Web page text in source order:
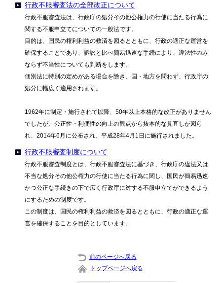
行政不服審査法の全部改正について
行政不服審査法は、行政庁の処分その他公権力の行使に当たる行為に
関する不服申立てについての一般法です。
目的は、国民の権利利益の救済を図るとともに、行政の適正な運営を
確保することであり、訴訟と比べ簡易迅速な手続により、違法性のみ
ならず不当性についても判断をします。
個別法に特別の定めがある場合を除き、国・地方を問わず、行政庁の
処分に幅広く適用されます。
1962年に制定・施行されて以降、50年以上本格的な改正がありません
でしたが、公正性・利便性の向上の観点から抜本的な見直しが図ら
れ、2014年6月に公布され、平成28年4月1日に施行されました。
行政不服審査制度について
行政不服審査制度とは、行政不服審査法に基づき、行政庁の違法又は
不当な処分その他公権力の行使に当たる行為に関し、国民が簡易迅速
かつ公正な手続きの下で広く行政庁に対する不服申立てができるよう
にするための制度です。
この制度は、国民の権利利益の救済を図るとともに、行政の適正な運
営を確保することを目的としています。
前のページへ戻る
トップページへ戻る